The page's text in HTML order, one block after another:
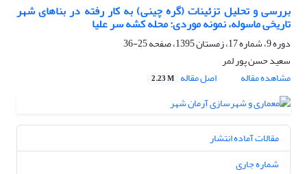
بررسی و تحلیل تزئینات (گره چینی) به کار رفته در بناهای شهر
تاریخی ماسوله، نمونه موردی: محله کشه سر علیا
دوره 9، شماره 17، زمستان 1395، صفحه
25-36
سعید حسن پور لمر
مشاهده مقاله
اصل مقاله 2.23 M
مقالات آماده انتشار
شماره جاری